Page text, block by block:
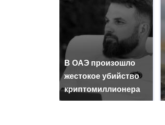
В ОАЭ произошло
жестокое убийство
криптомиллионера